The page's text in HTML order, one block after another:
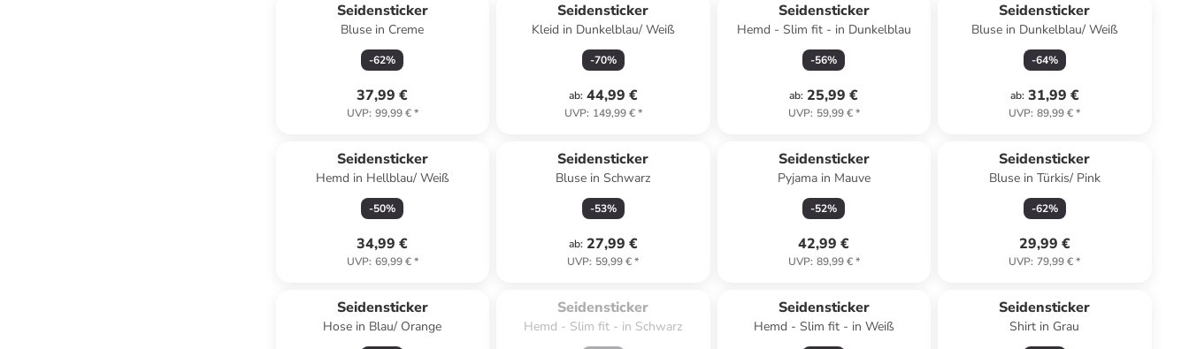
Seidensticker
Bluse in Creme
-62%
37,99 €
UVP: 99,99 €*
Seidensticker
Kleid in Dunkelblau/ Weiß
-70%
ab: 44,99 €
UVP: 149,99 €*
Seidensticker
Hemd - Slim fit - in Dunkelblau
-56%
ab: 25,99 €
UVP: 59,99 €*
Seidensticker
Bluse in Dunkelblau/ Weiß
-64%
ab: 31,99 €
UVP: 89,99 €*
Seidensticker
Hemd in Hellblau/ Weiß
-50%
34,99 €
UVP: 69,99 €*
Seidensticker
Bluse in Schwarz
-53%
ab: 27,99 €
UVP: 59,99 €*
Seidensticker
Pyjama in Mauve
-52%
42,99 €
UVP: 89,99 €*
Seidensticker
Bluse in Türkis/ Pink
-62%
29,99 €
UVP: 79,99 €*
Seidensticker
Hose in Blau/ Orange
Seidensticker
Hemd - Slim fit - in Schwarz
Seidensticker
Hemd - Slim fit - in Weiß
Seidensticker
Shirt in Grau